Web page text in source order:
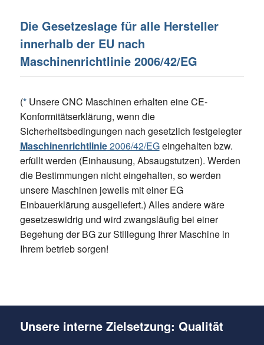
Die Gesetzeslage für alle Hersteller
innerhalb der EU nach
Maschinenrichtlinie2006/42/EG
(* Unsere CNC Maschinen erhalten eine CE-
Konformitätserklärung, wenn die
Sicherheitsbedingungen nach gesetzlich festgelegter
Maschinenrichtlinie2006/42/EGeingehalten bzw.
erfüllt werden (Einhausung, Absaugstutzen). Werden
die Bestimmungen nicht eingehalten, so werden
unsere Maschinen jeweils mit einer EG
Einbauerklärung ausgeliefert.) Alles andere wäre
gesetzeswidrig und wird zwangsläufig bei einer
Begehung der BG zur Stillegung Ihrer Maschine in
Ihrem betrieb sorgen!
Unsere interne Zielsetzung: Qualität